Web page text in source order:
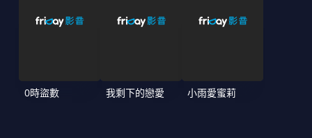
0時盜數 我剩下的戀愛 小雨愛蜜莉